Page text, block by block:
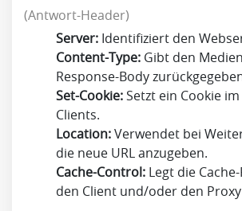
(Antwort-Header)
Server: Identifiziert den
Content-Type: Gibt den
Response-Body
Set-Cookie:Setzt ein Cookie
Clients.
Location:Verwendet bei
die neue URL anzugeben.
Cache-Control: Legt die
den Client und/oder den